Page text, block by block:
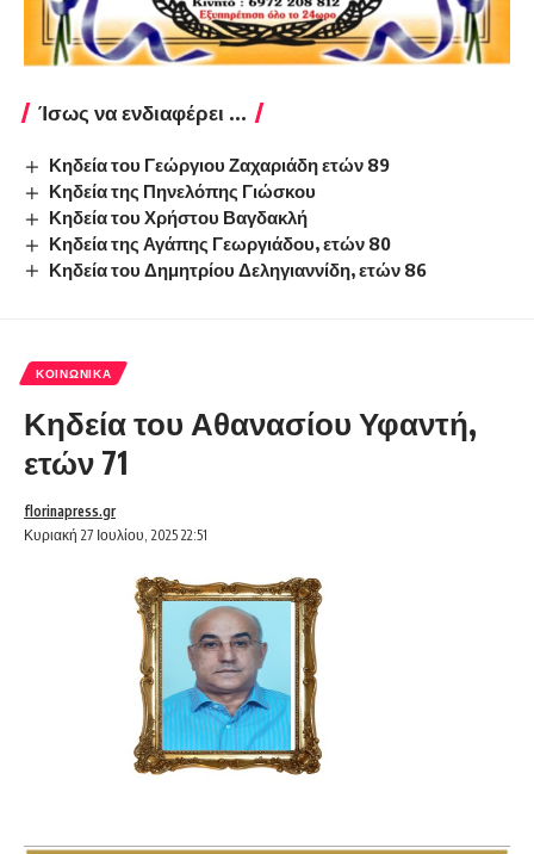
Ίσως να ενδιαφέρει ...
Κηδεία του Γεώργιου Ζαχαριάδη ετών 89
Κηδεία της Πηνελόπης Γιώσκου
Κηδεία του Χρήστου Βαγδακλή
Κηδεία της Αγάπης Γεωργιάδου, ετών 80
Κηδεία του Δημητρίου Δεληγιαννίδη, ετών 86
ΚΟΙΝΩΝΙΚΆ
Κηδεία του Αθανασίου Υφαντή,
ετών 71
Κυριακή 27 Ιουλίου, 2025 22:51
florinapress.gr